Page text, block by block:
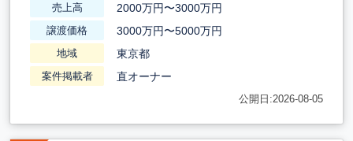
売上高 2000万円〜3000万円
譲渡価格 3000万円〜5000万円
地域 東京都
案件掲載者 直オーナー
公開日:2026-08-05